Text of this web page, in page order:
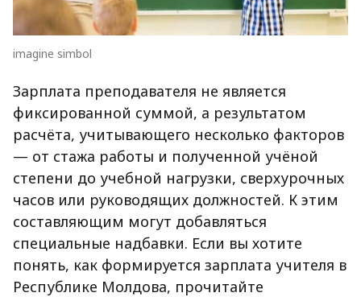
imagine simbol
Зарплата преподавателя не является
фиксированной суммой, а результатом
расчёта, учитывающего несколько факторов
— от стажа работы и полученной учёной
степени до учебной нагрузки, сверхурочных
часов или руководящих должностей. К этим
составляющим могут добавляться
специальные надбавки. Если вы хотите
понять, как формируется зарплата учителя в
Республике Молдова, прочитайте